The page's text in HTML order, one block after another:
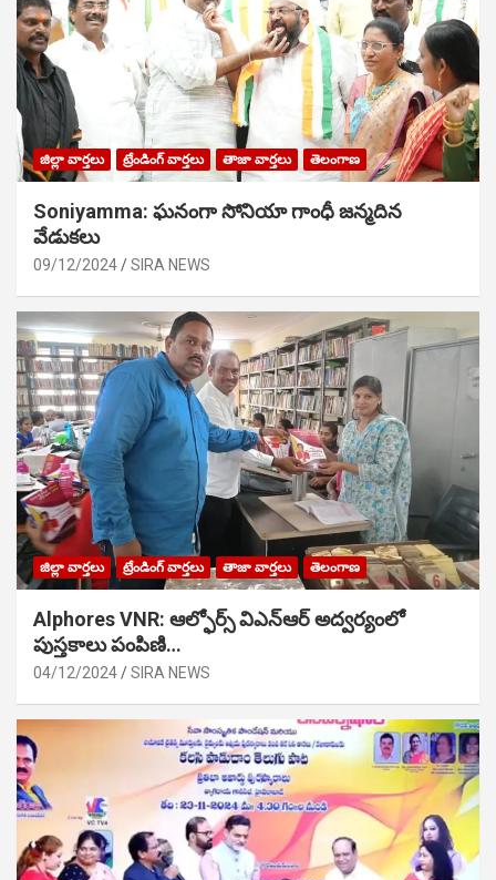
జిల్లా వార్తలు ట్రేండింగ్ వార్తలు తాజా వార్తలు తెలంగాణ
Soniyamma: ఘ‌నంగా సోనియా గాంధీ జ‌న్మ‌దిన
వేడుక‌లు
09/12/2024 SIRA NEWS
జిల్లా వార్తలు ట్రేండింగ్ వార్తలు తాజా వార్తలు తెలంగాణ
Alphores VNR: ఆల్ఫోర్స్ విఎన్ఆర్ అద్వర్యంలో
పుస్తకాలు పంపిణి…
04/12/2024 SIRA NEWS